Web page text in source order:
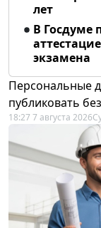
лет
В Госдуме
экзамена
Персональные
публиковать
18:27 7 августа 2026